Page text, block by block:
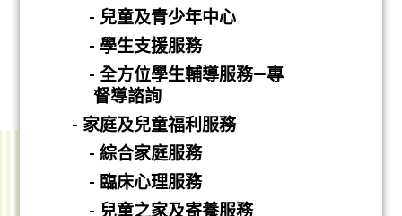
- 兒童及青少年中心
- 學生支援服務
- 全方位學生輔導服務—專
督導諮詢
- 家庭及兒童福利服務
- 綜合家庭服務
- 臨床心理服務
- 兒童之家及寄養服務